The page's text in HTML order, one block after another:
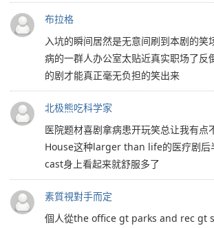
布拉格
入坑的瞬间居然是无意间刷到本剧的笑
病的一群人办公室太贴近真实职场了反
的剧才能真正毫无负担的笑出来
北极熊吃科学家
医院题材喜剧拿病患开玩笑总让我有点
House这种larger than life的医疗剧后
cast身上看起来就舒服多了
素質視對手而定
個人從the office gt parks and rec gt